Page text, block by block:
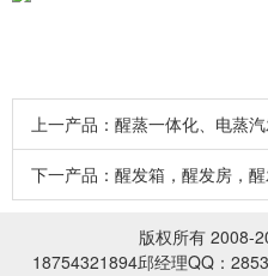
上一产品： 醒蒸一体化、电蒸
下一产品： 醒发箱，醒发房，
版权所有 2008-
18754321894邱经理QQ：